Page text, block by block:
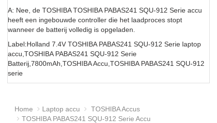
A: Nee, de TOSHIBA TOSHIBA PABAS241 SQU-912 Serie accu
heeft een ingebouwde controller die het laadproces stopt
wanneer de batterij volledig is opgeladen.
Label:Holland 7.4V TOSHIBA PABAS241 SQU-912 Serie laptop
accu,TOSHIBA PABAS241 SQU-912 Serie
Batterij,7800mAh,TOSHIBA Accu,TOSHIBA PABAS241 SQU-912
serie
Home Laptop accu
TOSHIBA Accus
TOSHIBA PABAS241 SQU-912 Serie Accu